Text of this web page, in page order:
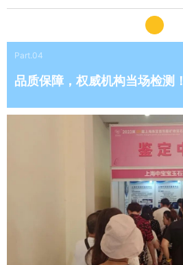
Part.04
品质保障，权威机构当场检测！